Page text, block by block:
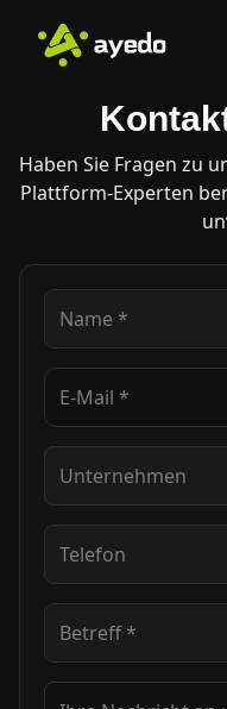
Haben Sie Fragen zu
Plattform-Experten